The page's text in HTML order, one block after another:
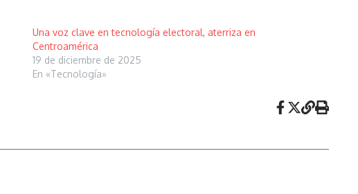
Una voz clave en tecnología electoral, aterriza en
Centroamérica
19 de diciembre de 2025
En «Tecnología»